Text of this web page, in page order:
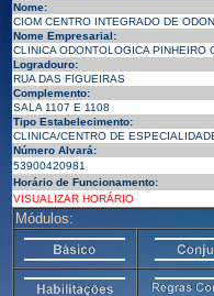
Nome:
CIOM CENTRO INTEGRADO DE
Nome Empresarial:
CLINICA ODONTOLOGICA PINHEIRO
Logradouro:
RUA DAS FIGUEIRAS
Complemento:
SALA 1107 E 1108
Tipo Estabelecimento:
CLINICA/CENTRO DE
Número Alvará:
53900420981
Horário de Funcionamento:
VISUALIZAR HORÁRIO
Módulos: